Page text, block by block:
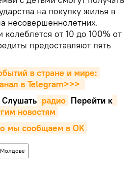
на покупку жилья в
несовершеннолетних.
от 10 до 100% от
предоставляют пять
в стране и мире:
в Telegram>>>
Cлушать радио Перейти к
новостям
мы сообщаем в OK